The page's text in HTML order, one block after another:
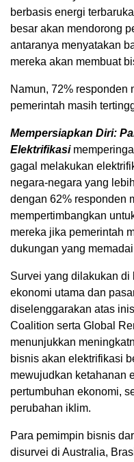
berbasis energi
besar akan mendorong
antaranya menyatakan
mereka akan membuat
Namun, 72% responden
pemerintah masih
Mempersiapkan Diri:
Elektrifikasi
gagal melakukan
negara-negara yang
dengan 62% responden
mempertimbangkan
mereka jika pemerintah
dukungan yang
Survei yang dilakukan
ekonomi utama dan
diselenggarakan atas
Coalition serta Global
menunjukkan
bisnis akan elektrifikasi
mewujudkan ketahanan
pertumbuhan ekonomi,
perubahan iklim.
Para pemimpin bisnis
disurvei di Australia,